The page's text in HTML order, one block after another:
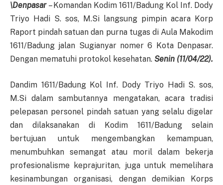
\Denpasar– Komandan Kodim 1611/Badung Kol Inf. Dody
Triyo Hadi S. sos, M.Si langsung pimpin acara Korp
Raport pindah satuan dan purna tugas di Aula Makodim
1611/Badung jalan Sugianyar nomer 6 Kota Denpasar.
Dengan mematuhi protokol kesehatan. Senin (11/04/22).
Dandim 1611/Badung Kol Inf. Dody Triyo Hadi S. sos,
M.Si dalam sambutannya mengatakan, acara tradisi
pelepasan personel pindah satuan yang selalu digelar
dan dilaksanakan di Kodim 1611/Badung selain
bertujuan untuk mengembangkan kemampuan,
menumbuhkan semangat atau moril dalam bekerja
profesionalisme keprajuritan, juga untuk memelihara
kesinambungan organisasi, dengan demikian Korps